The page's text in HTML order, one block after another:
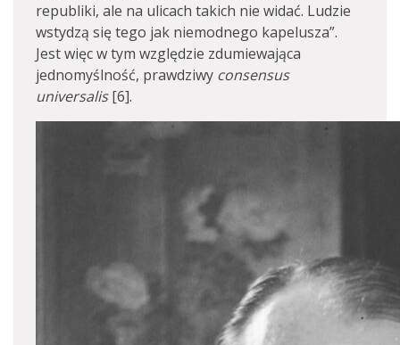
republiki, ale na ulicach takich nie widać. Ludzie
wstydzą się tego jak niemodnego kapelusza”.
Jest więc w tym względzie zdumiewająca
jednomyślność, prawdziwy consensus
universalis[6].